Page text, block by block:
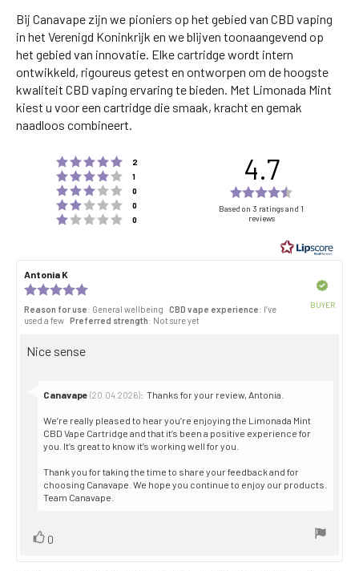
Bij Canavape zijn we pioniers op het gebied van CBD vaping
in het Verenigd Koninkrijk en we blijven toonaangevend op
het gebied van innovatie. Elke cartridge wordt intern
ontwikkeld, rigoureus getest en ontworpen om de hoogste
kwaliteit CBD vaping ervaring te bieden. Met Limonada Mint
kiest u voor een cartridge die smaak, kracht en gemak
naadloos combineert.
Rating 5 out of 5 stars
2
Rating 4 out of 5 stars
1
Rating 3 out of 5 stars
0
Rating 2 out of 5 stars
0
Rating 1 out of 5 stars
0
4.7
4.7
of
5
stars
Based on 3 ratings and 1
reviews
Review
author:
Antonia K
date:
5.0
out
Reason for use: General wellbeing CBD vape experience: I’ve
used a few Preferred strength: Not sure yet
BUYER
Review
Nice sense
Reply
Canavape (20.04.2026): Thanks for your review, Antonia.
We’re really pleased to hear you’re enjoying the Limonada Mint
CBD Vape Cartridge and that it’s been a positive experience for
you. It’s great to know it’s working well for you.
Thank you for taking the time to share your feedback and for
choosing Canavape. We hope you continue to enjoy our products.
Team Canavape.
Vote
0